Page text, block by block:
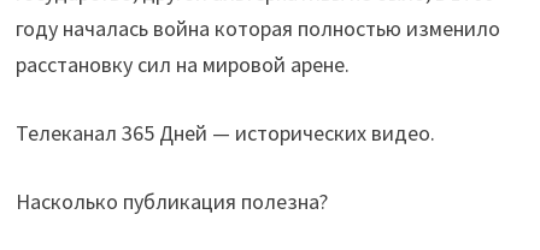
году началась война которая полностью изменило
расстановку сил на мировой арене.
Телеканал 365 Дней — исторических видео.
Насколько публикация полезна?